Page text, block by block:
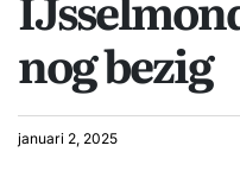
nog bezig
januari 2, 2025